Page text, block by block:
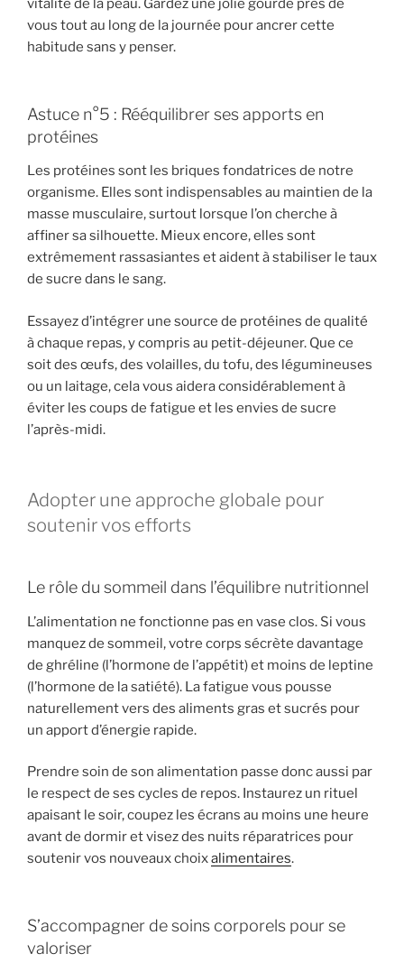
vitalité de la peau. Gardez une jolie gourde près de
vous tout au long de la journée pour ancrer cette
habitude sans y penser.
Astuce n°5 : Rééquilibrer ses apports en
protéines
Les protéines sont les briques fondatrices de notre
organisme. Elles sont indispensables au maintien de la
masse musculaire, surtout lorsque l’on cherche à
affiner sa silhouette. Mieux encore, elles sont
extrêmement rassasiantes et aident à stabiliser le taux
de sucre dans le sang.
Essayez d’intégrer une source de protéines de qualité
à chaque repas, y compris au petit-déjeuner. Que ce
soit des œufs, des volailles, du tofu, des légumineuses
ou un laitage, cela vous aidera considérablement à
éviter les coups de fatigue et les envies de sucre
l’après-midi.
Adopter une approche globale pour
soutenir vos efforts
Le rôle du sommeil dans l’équilibre nutritionnel
L’alimentation ne fonctionne pas en vase clos. Si vous
manquez de sommeil, votre corps sécrète davantage
de ghréline (l’hormone de l’appétit) et moins de leptine
(l’hormone de la satiété). La fatigue vous pousse
naturellement vers des aliments gras et sucrés pour
un apport d’énergie rapide.
Prendre soin de son alimentation passe donc aussi par
le respect de ses cycles de repos. Instaurez un rituel
apaisant le soir, coupez les écrans au moins une heure
avant de dormir et visez des nuits réparatrices pour
soutenir vos nouveaux choixalimentaires.
S’accompagner de soins corporels pour se
valoriser